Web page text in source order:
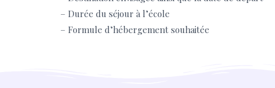
– Durée du séjour à l’école
– Formule d’hébergement souhaitée